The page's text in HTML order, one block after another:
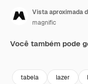
magnific
Você também pode
tabela lazer